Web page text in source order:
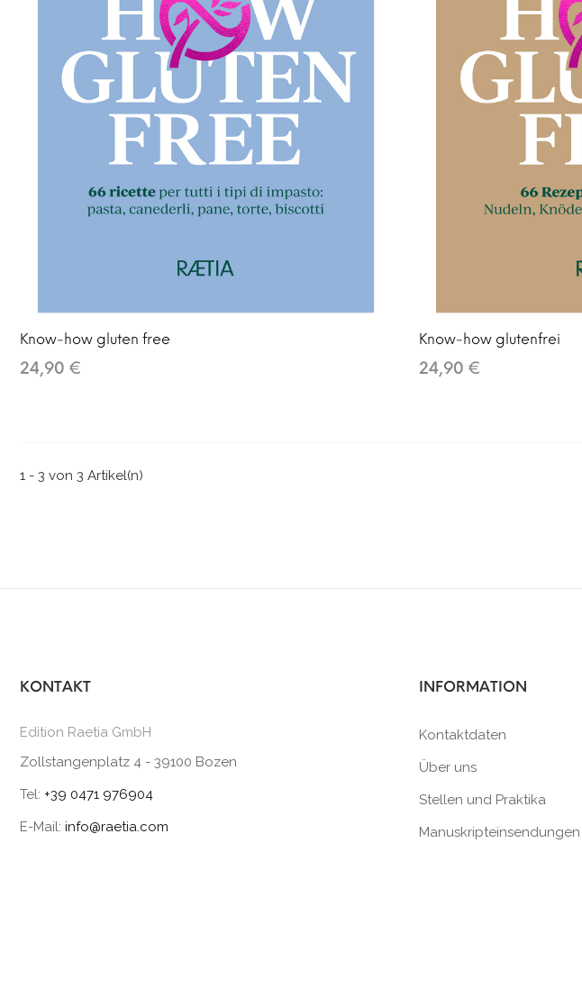
Know-how gluten free
24,90 €
Know-how glutenfrei
24,90 €
1 - 3 von 3 Artikel(n)
KONTAKT
Edition Raetia GmbH
Zollstangenplatz 4 - 39100 Bozen
Tel: +39 0471 976904
E-Mail: info@raetia.com
INFORMATION
Kontaktdaten
Über uns
Stellen und Praktika
Manuskripteinsendungen